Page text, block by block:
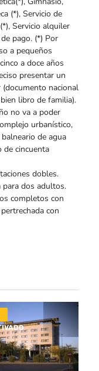
(*), Servicio de
Servicio alquiler
pago. (*) Por
a pequeños
a doce años
presentar un
nacional
libro de familia).
no va a poder
urbanístico,
de agua
de cincuenta
dobles.
para dos adultos.
completos con
con